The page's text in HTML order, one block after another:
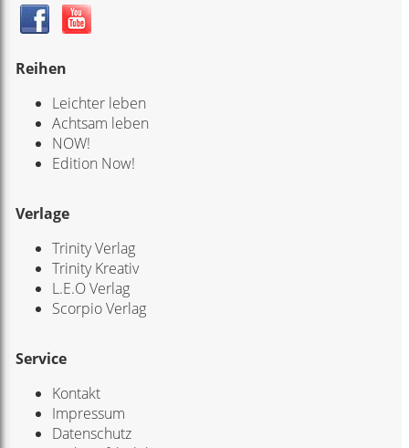
Reihen
Leichter leben
Achtsam leben
NOW!
Edition Now!
Verlage
Trinity Verlag
Trinity Kreativ
L.E.O Verlag
Scorpio Verlag
Service
Kontakt
Impressum
Datenschutz